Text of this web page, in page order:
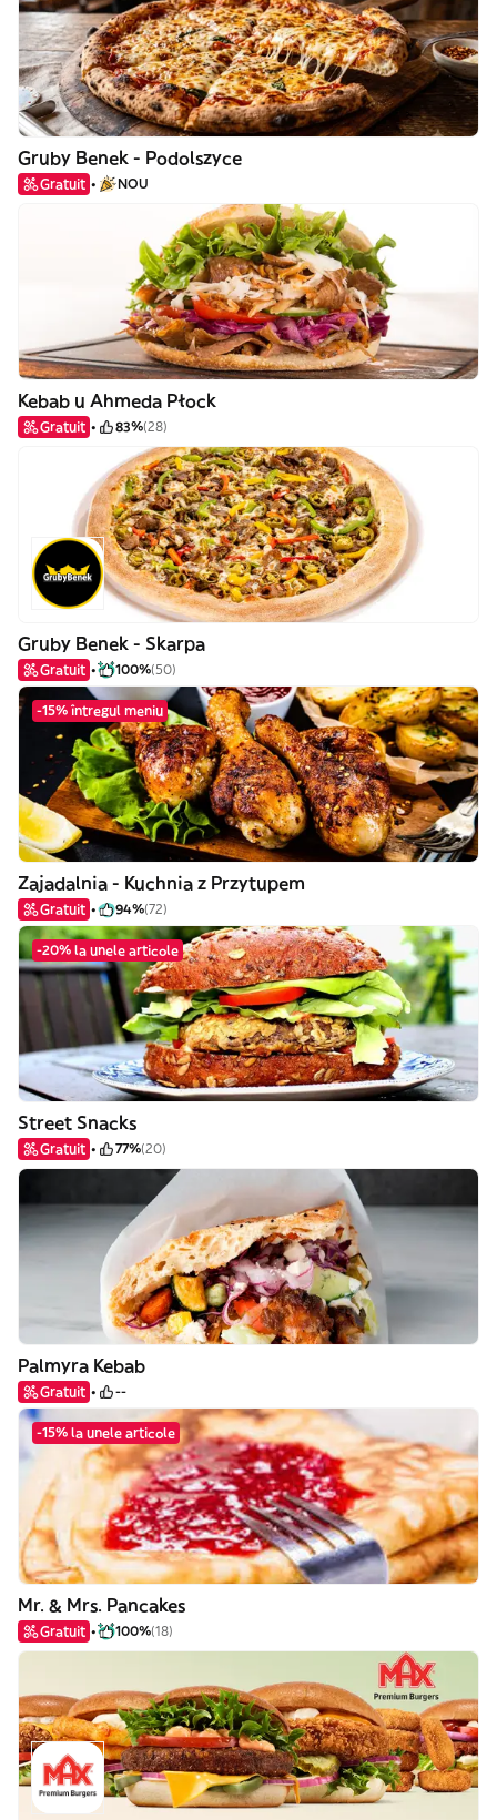
Gruby Benek - Podolszyce
Gratuit NOU
Kebab u Ahmeda Płock
Gratuit 83%(28)
Gruby Benek - Skarpa
Gratuit 100%(50)
-15% întregul meniu
Zajadalnia - Kuchnia z Przytupem
Gratuit 94%(72)
-20% la unele articole
Street Snacks
Gratuit 77%(20)
Palmyra Kebab
Gratuit --
-15% la unele articole
Mr. & Mrs. Pancakes
Gratuit 100%(18)